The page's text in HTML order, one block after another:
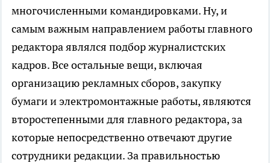
многочисленными командировками. Ну, и
самым важным направлением работы главного
редактора являлся подбор журналистских
кадров. Все остальные вещи, включая
организацию рекламных сборов, закупку
бумаги и электромонтажные работы, являются
второстепенными для главного редактора, за
которые непосредственно отвечают другие
сотрудники редакции. За правильностью